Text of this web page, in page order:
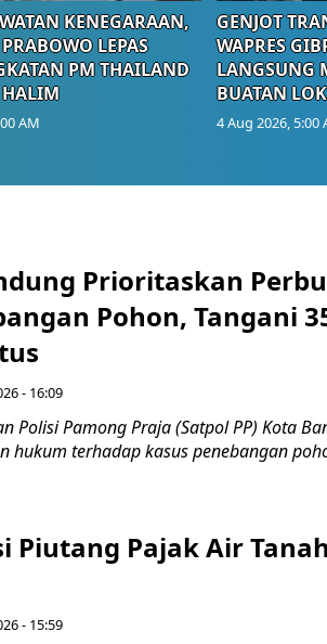
KENEGARAAN,
LEPAS
PM THAILAND
AM
GENJOT
WAPRES
LANGSUNG
BUATAN
4 Aug 2026, 5:00
Prioritaskan
Pohon, Tangani
- 16:09
Polisi Pamong Praja (Satpol PP) Kota
hukum terhadap kasus penebangan
Piutang Pajak Air
- 15:59